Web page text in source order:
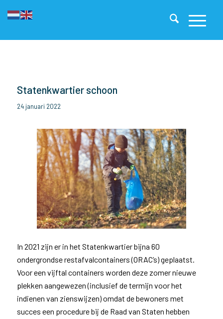
Statenkwartier schoon
24 januari 2022
In 2021 zijn er in het Statenkwartier bijna 60
ondergrondse restafvalcontainers (ORAC’s) geplaatst.
Voor een vijftal containers worden deze zomer nieuwe
plekken aangewezen (inclusief de termijn voor het
indienen van zienswijzen) omdat de bewoners met
succes een procedure bij de Raad van Staten hebben